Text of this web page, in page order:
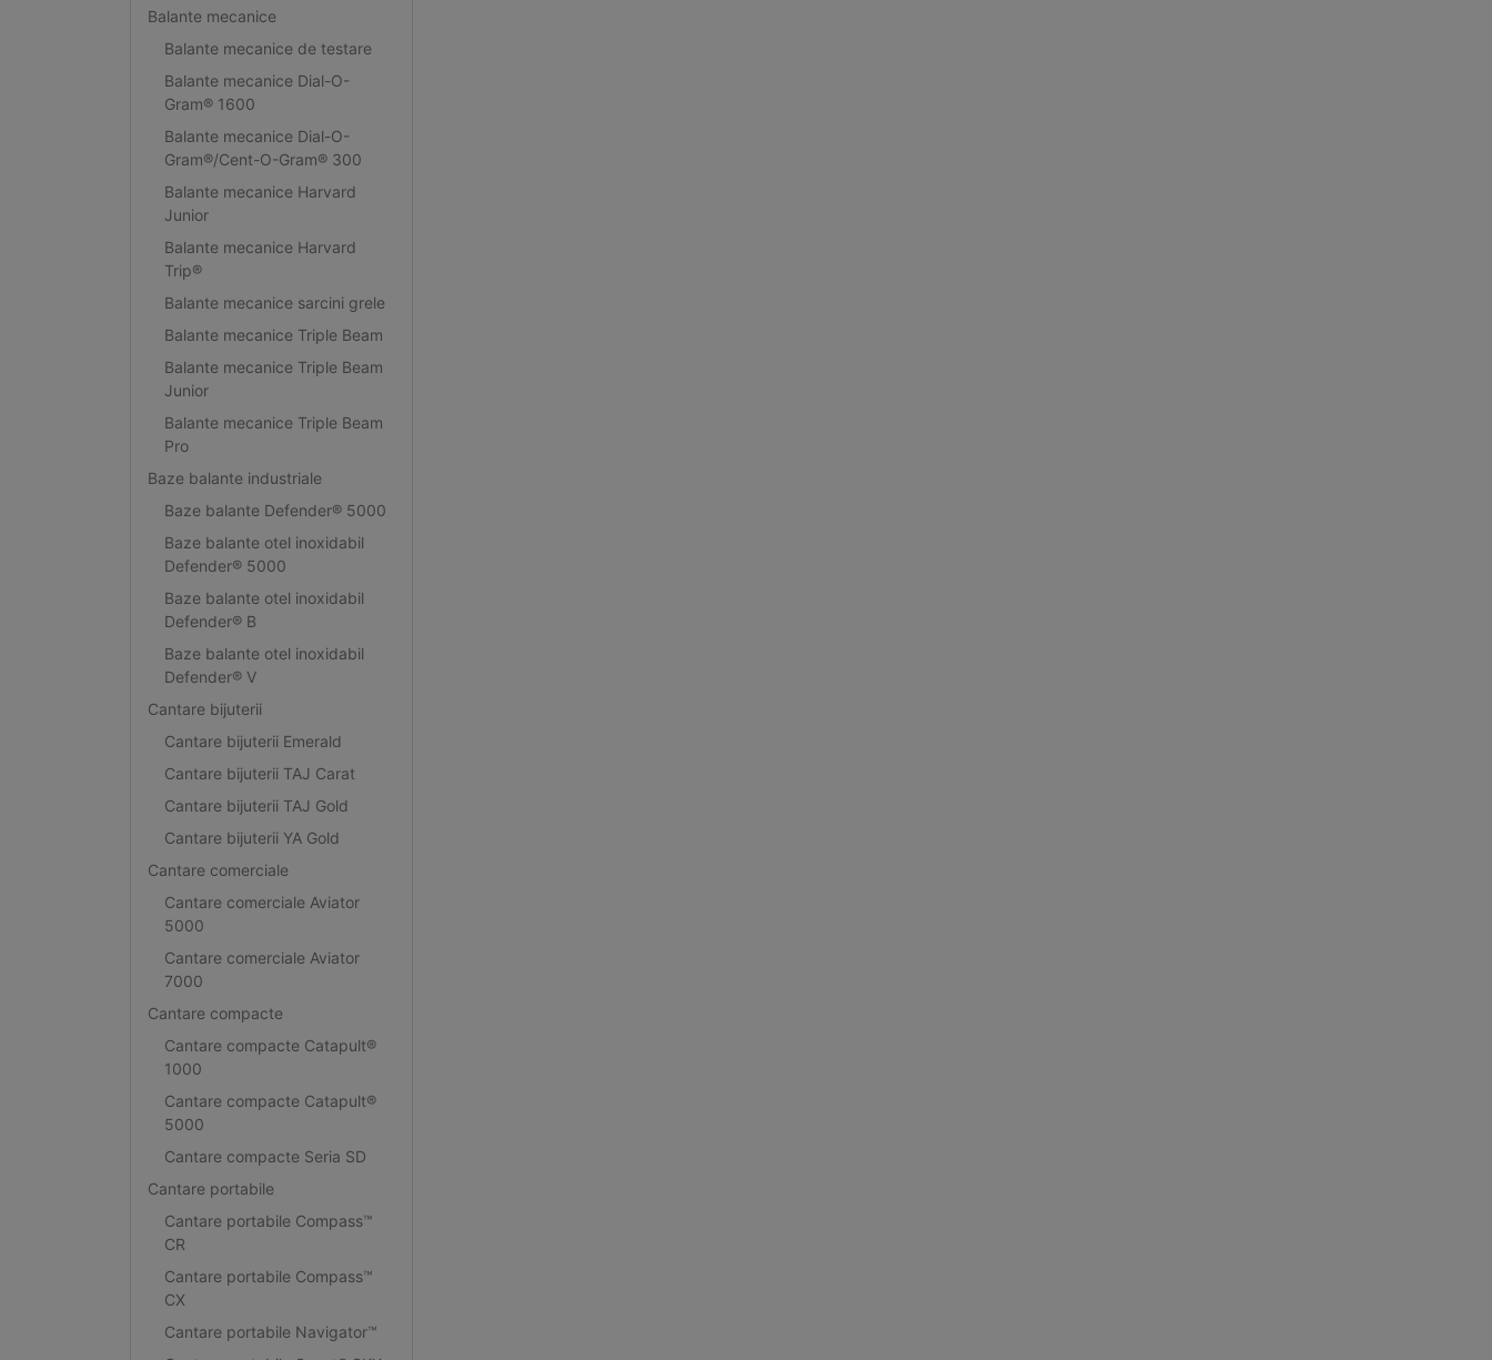
Balante mecanice
Balante mecanice de testare
Balante mecanice Dial-O-
Gram® 1600
Balante mecanice Dial-O-
Gram®/Cent-O-Gram® 300
Balante mecanice Harvard
Junior
Balante mecanice Harvard
Trip®
Balante mecanice sarcini grele
Balante mecanice Triple Beam
Balante mecanice Triple Beam
Junior
Balante mecanice Triple Beam
Pro
Baze balante industriale
Baze balante Defender® 5000
Baze balante otel inoxidabil
Defender® 5000
Baze balante otel inoxidabil
Defender® B
Baze balante otel inoxidabil
Defender® V
Cantare bijuterii
Cantare bijuterii Emerald
Cantare bijuterii TAJ Carat
Cantare bijuterii TAJ Gold
Cantare bijuterii YA Gold
Cantare comerciale
Cantare comerciale Aviator
5000
Cantare comerciale Aviator
7000
Cantare compacte
Cantare compacte Catapult®
1000
Cantare compacte Catapult®
5000
Cantare compacte Seria SD
Cantare portabile
Cantare portabile Compass™
CR
Cantare portabile Compass™
CX
Cantare portabile Navigator™